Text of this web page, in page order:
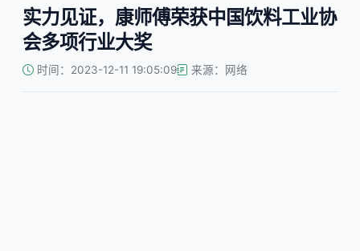
实力见证，康师傅荣获中国饮料工业协
会多项行业大奖
时间：2023-12-11 19:05:09 来源：网络